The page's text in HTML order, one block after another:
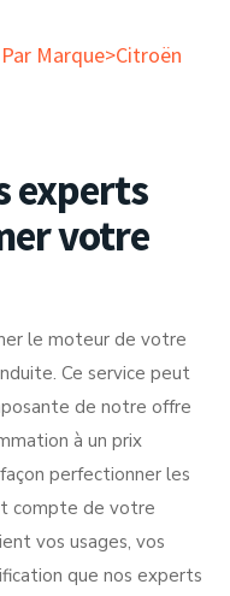
Marque>Citroën
experts
votre
le moteur de votre
Ce service peut
de notre offre
à un prix
perfectionner les
compte de votre
vos usages, vos
que nos experts